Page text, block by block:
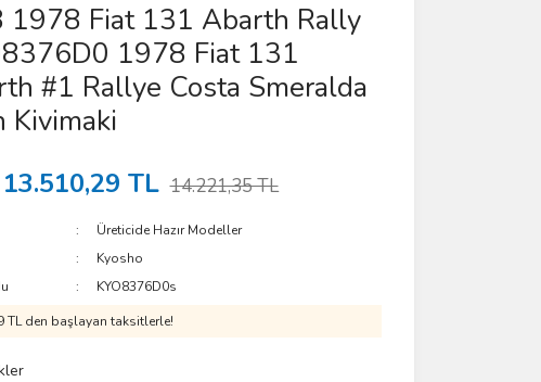
1978 Fiat 131 Abarth Rally
1978 Fiat 131
#1 Rallye Costa Smeralda
Kivimaki
13.510,29 TL 14.221,35 TL
Üreticide Hazır Modeller
Kyosho
KYO8376D0s
TL den başlayan taksitlerle!